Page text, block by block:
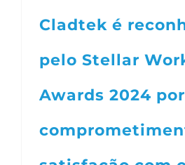
Cladtek é
pelo Stellar
Awards 2024